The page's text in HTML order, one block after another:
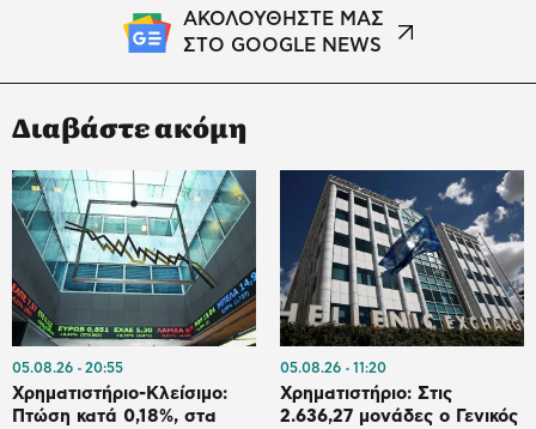
ΑΚΟΛΟΥΘΗΣΤΕ ΜΑΣ
ΣΤΟ GOOGLE NEWS
Διαβάστε ακόμη
05.08.26 20:55
Χρηματιστήριο-Κλείσιμο:
Πτώση κατά 0,18%, στα
05.08.26 11:20
Χρηματιστήριο: Στις
2.636,27 μονάδες ο Γενικός